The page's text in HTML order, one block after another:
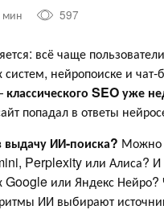
мин 597
всё чаще
систем, нейропоиске и
классического SEO уже
попадал в ответы
выдачу ИИ-поиска? Можно
Perplexity или Алиса? И
или Яндекс Нейро?
ИИ выбирают